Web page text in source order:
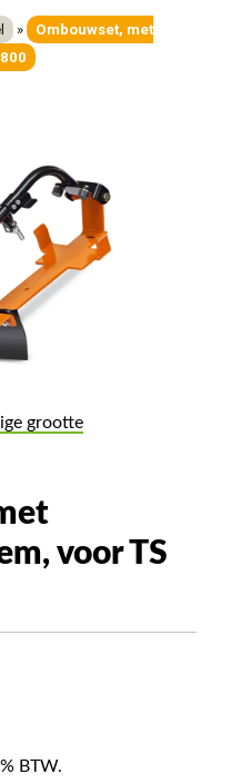
»
Ombouwset, met
grootte
voor TS
BTW.